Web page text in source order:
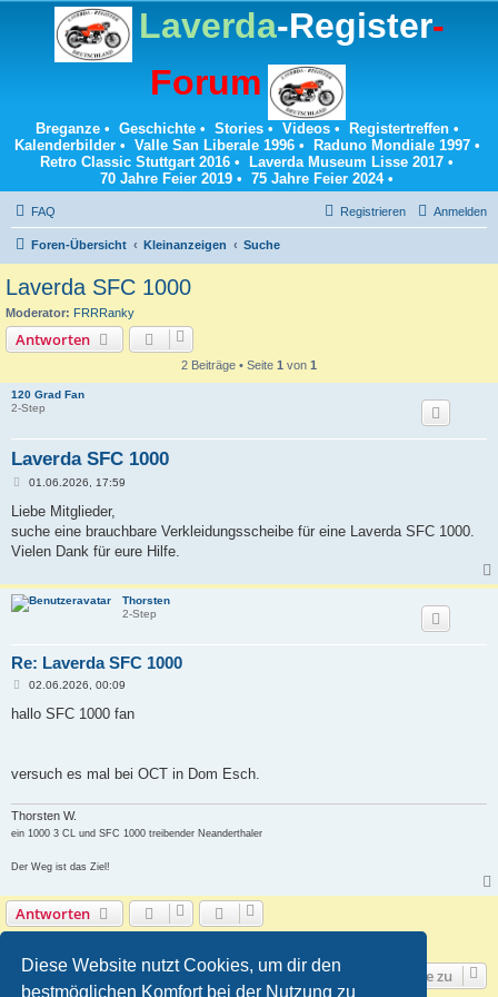
Diese Website nutzt Cookies, um dir den
bestmöglichen Komfort bei der Nutzung zu
Laverda-Register-
Forum
Breganze• Geschichte• Stories• Videos• Registertreffen•
Kalenderbilder• Valle San Liberale 1996• Raduno Mondiale 1997•
Retro Classic Stuttgart 2016 • Laverda Museum Lisse 2017 •
70 Jahre Feier 2019 • 75 Jahre Feier 2024•
FAQ Anmelden
Registrieren
Foren-Übersicht Kleinanzeigen Suche
Laverda SFC 1000
Moderator: FRRRanky
Antworten
2 Beiträge • Seite 1 von 1
120 Grad Fan
2-Step
Laverda SFC 1000
B
i
r
a
01.06.2026, 17:59
Liebe Mitglieder,
suche eine brauchbare Verkleidungsscheibe für eine Laverda SFC 1000.
Vielen Dank für eure Hilfe.
Thorsten
2-Step
Re: Laverda SFC 1000
B
i
02.06.2026, 00:09
hallo SFC 1000 fan
versuch es mal bei OCT in Dom Esch.
Thorsten W.
ein 1000 3 CL und SFC 1000 treibender Neanderthaler
Der Weg ist das Ziel!
Antworten
Gehe zu